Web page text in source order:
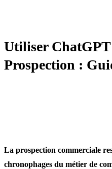
Utiliser
Prospection :
La prospection commerciale
chronophages du métier de